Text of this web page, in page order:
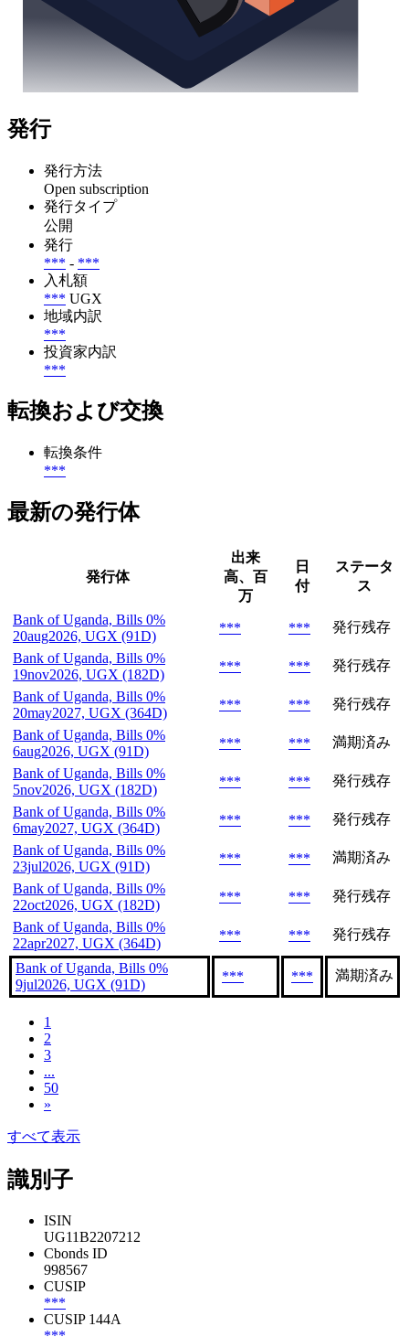
発行
発行方法
Open subscription
発行タイプ
公開
発行
*** - ***
入札額
*** UGX
地域内訳
***
投資家内訳
***
転換および交換
転換条件
***
最新の発行体
発行体
出来
高、百
万
日
付
ステータ
ス
Bank of Uganda, Bills 0%
20aug2026, UGX (91D)
*** ***
発行残存
Bank of Uganda, Bills 0%
19nov2026, UGX (182D)
*** ***
発行残存
Bank of Uganda, Bills 0%
20may2027, UGX (364D)
*** ***
発行残存
Bank of Uganda, Bills 0%
6aug2026, UGX (91D)
*** ***
満期済み
Bank of Uganda, Bills 0%
5nov2026, UGX (182D)
*** ***
発行残存
Bank of Uganda, Bills 0%
6may2027, UGX (364D)
*** ***
発行残存
Bank of Uganda, Bills 0%
23jul2026, UGX (91D)
*** ***
満期済み
Bank of Uganda, Bills 0%
22oct2026, UGX (182D)
*** ***
発行残存
Bank of Uganda, Bills 0%
22apr2027, UGX (364D)
*** *** 発行残存
Bank of Uganda, Bills 0%
9jul2026, UGX (91D)
*** *** 満期済み
1
2
3
...
50
»
すべて表示
識別子
ISIN
UG11B2207212
Cbonds ID
998567
CUSIP
***
CUSIP 144A